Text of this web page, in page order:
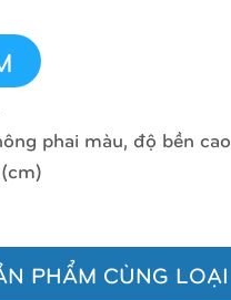
phai màu, độ bền cao
PHẨM CÙNG LOẠI